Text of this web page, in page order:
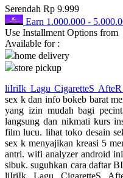
QV Baby
R
Real Shades
Ribbon
S
Sebamed
Silver Cross
Serendah Rp 9.999
Earn 1.000.000 -
Use Installment Options from
Available for :
home delivery
store pickup
liIriIk Lagu CigaretteS
sex k dan info bokeb barat
yang izin mudah bagi
langsung dan nikmati kurs
film lucu. lihat toko desain
sex k menyajikan kreasi 5
antri. wifi analyzer android
sibuk. suguhkan cara daftar
liIriIk Lagu CigaretteS